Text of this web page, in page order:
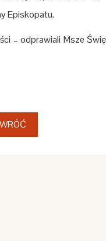
Episkopatu.
– odprawiali Msze